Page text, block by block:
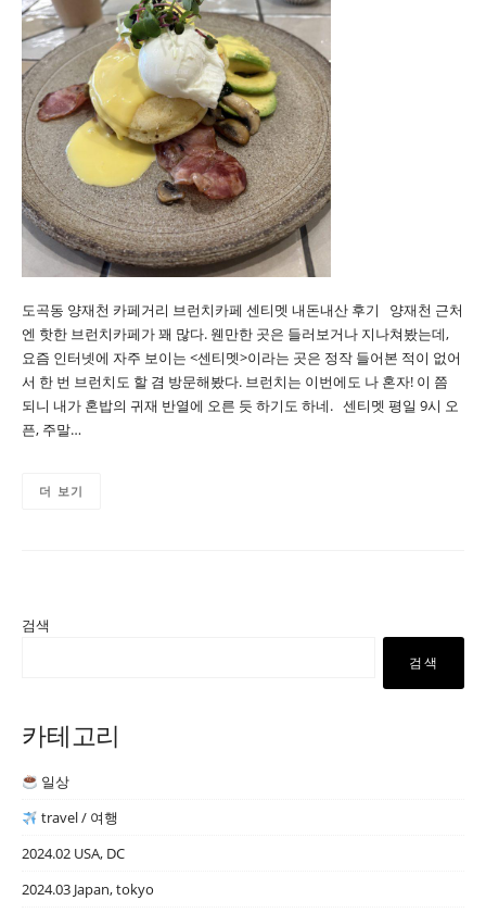
도곡동 양재천 카페거리 브런치카페 센티멧 내돈내산 후기 양재천 근처
엔 핫한 브런치카페가 꽤 많다. 웬만한 곳은 들러보거나 지나쳐봤는데,
요즘 인터넷에 자주 보이는 <센티멧>이라는 곳은 정작 들어본 적이 없어
서 한 번 브런치도 할 겸 방문해봤다. 브런치는 이번에도 나 혼자! 이 쯤
되니 내가 혼밥의 귀재 반열에 오른 듯 하기도 하네. 센티멧 평일 9시 오
픈, 주말…
더 보기
검색
검색
카테고리
일상
travel / 여행
2024.02 USA, DC
2024.03 Japan, tokyo